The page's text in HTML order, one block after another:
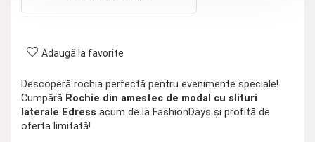
Adaugă la favorite
Descoperă rochia perfectă pentru evenimente speciale!
Cumpără Rochie din amestec de modal cu slituri
laterale Edress acum de la FashionDays și profită de
oferta limitată!